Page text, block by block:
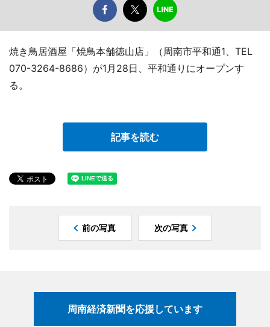
焼き鳥居酒屋「焼鳥本舗徳山店」（周南市平和通1、TEL
070-3264-8686）が1月28日、平和通りにオープンす
る。
記事を読む
前の写真 次の写真
周南経済新聞を応援しています